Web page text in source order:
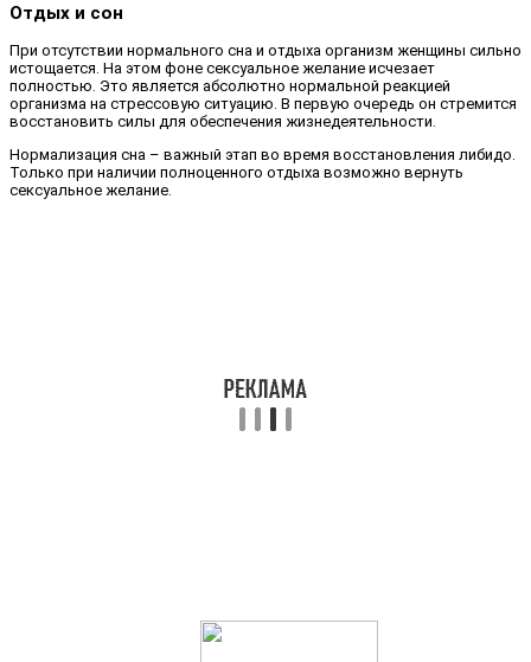
Отдых и сон
При отсутствии нормального сна и отдыха организм женщины сильно
истощается. На этом фоне сексуальное желание исчезает
полностью. Это является абсолютно нормальной реакцией
организма на стрессовую ситуацию. В первую очередь он стремится
восстановить силы для обеспечения жизнедеятельности.
Нормализация сна – важный этап во время восстановления либидо.
Только при наличии полноценного отдыха возможно вернуть
сексуальное желание.